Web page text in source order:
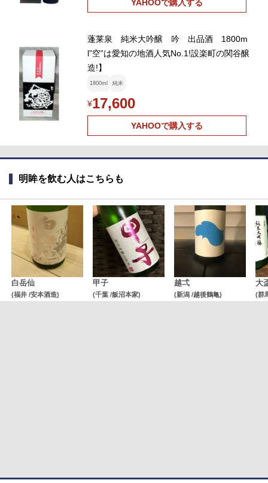
YAHOOで購入する
蓬莱泉 純米大吟醸 吟 出品酒 1800m
l”空”は愛知の地酒人気No.1!設楽町の関谷醸
造!】
1800ml 純米
¥17,600
YAHOOで購入する
明眸を飲む人はこちらも
白岳仙
(福井 /安本酒造)
甲子
(千葉 /飯沼本家)
越弌
(新潟 /越後鶴亀)
大
(群